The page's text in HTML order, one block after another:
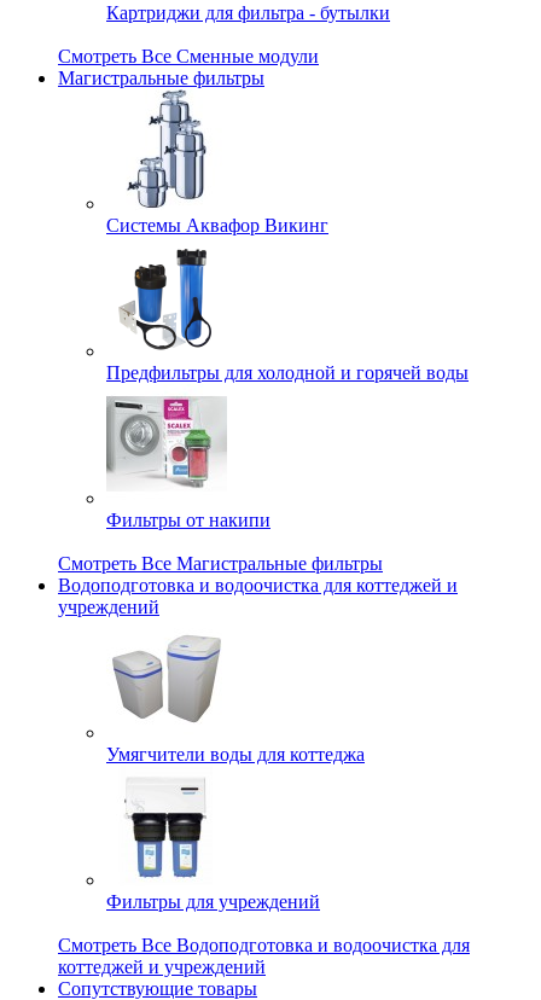
Картриджи для фильтра - бутылки
Смотреть Все Сменные модули
Магистральные фильтры
Системы Аквафор Викинг
Предфильтры для холодной и горячей воды
Фильтры от накипи
Смотреть Все Магистральные фильтры
Водоподготовка и водоочистка для коттеджей и
учреждений
Умягчители воды для коттеджа
Фильтры для учреждений
Смотреть Все Водоподготовка и водоочистка для
коттеджей и учреждений
Сопутствующие товары